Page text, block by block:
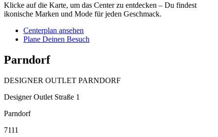
Klicke auf die Karte, um das Center zu entdecken – Du findest
ikonische Marken und Mode für jeden Geschmack.
Centerplan ansehen
Plane Deinen Besuch
Parndorf
DESIGNER OUTLET PARNDORF
Designer Outlet Straße 1
Parndorf
7111